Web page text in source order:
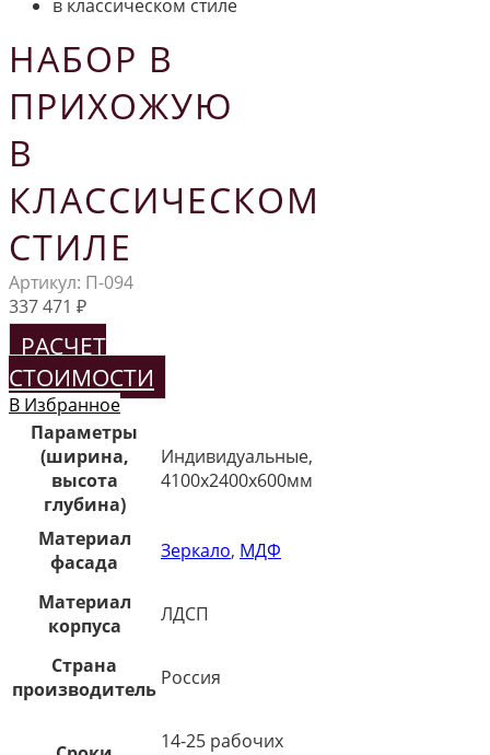
НАБОР В
ПРИХОЖУЮ
В
КЛАССИЧЕСКОМ
СТИЛЕ
Артикул: П-094
337 471 ₽
РАСЧЕТ
СТОИМОСТИ
В Избранное
Параметры
(ширина,
высота
глубина)
Индивидуальные,
4100х2400х600мм
Материал
фасада
Зеркало, МДФ
Материал
корпуса
ЛДСП
Страна
производитель Россия
14-25 рабочих